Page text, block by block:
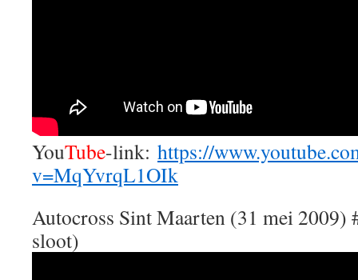
YouTube-link: https://
v=MqYvrqL1OIk
Autocross Sint Maarten (31 mei 2009)
sloot)